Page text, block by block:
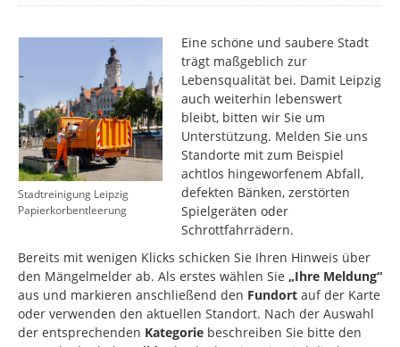
Stadtreinigung Leipzig
Papierkorbentleerung
Eine schöne und saubere Stadt
trägt maßgeblich zur
Lebensqualität bei. Damit Leipzig
auch weiterhin lebenswert
bleibt, bitten wir Sie um
Unterstützung. Melden Sie uns
Standorte mit zum Beispiel
achtlos hingeworfenem Abfall,
defekten Bänken, zerstörten
Spielgeräten oder
Schrottfahrrädern.
Bereits mit wenigen Klicks schicken Sie Ihren Hinweis über
den Mängelmelder ab. Als erstes wählen Sie „Ihre Meldung“
aus und markieren anschließend den Fundort auf der Karte
oder verwenden den aktuellen Standort. Nach der Auswahl
der entsprechenden Kategorie beschreiben Sie bitte den